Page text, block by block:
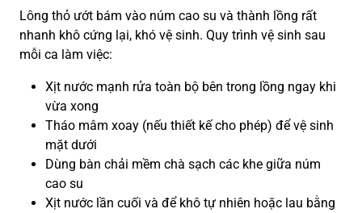
Lông thỏ ướt bám vào núm cao su và thành lồng rất
nhanh khô cứng lại, khó vệ sinh. Quy trình vệ sinh sau
mỗi ca làm việc:
Xịt nước mạnh rửa toàn bộ bên trong lồng ngay khi
vừa xong
Tháo mâm xoay (nếu thiết kế cho phép) để vệ sinh
mặt dưới
Dùng bàn chải mềm chà sạch các khe giữa núm
cao su
Xịt nước lần cuối và để khô tự nhiên hoặc lau bằng